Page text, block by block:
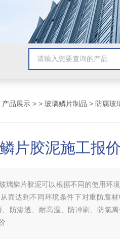
产品展示 > > 玻璃鳞片制品 > 防腐玻
片胶泥施工报价
璃鳞片胶泥可以根据不同的使用环
而达到不同环境条件下对重防腐材
防渗透、耐高温、防冲刷、防氯